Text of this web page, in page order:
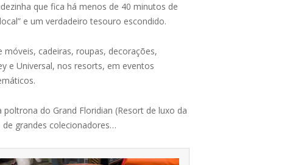
que fica há menos de 40 minutos de
e um verdadeiro tesouro escondido.
móveis, cadeiras, roupas, decorações,
e Universal, nos resorts, em eventos
do Grand Floridian (Resort de luxo da
de grandes colecionadores…